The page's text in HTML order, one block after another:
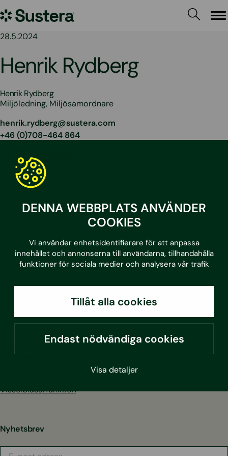
DENNA WEBBPLATS ANVÄNDER
COOKIES
Vi använder enhetsidentifierare för att anpassa
innehållet och annonserna till användarna, tillhandahålla
funktioner för sociala medier och analysera vår trafik
Tillåt alla cookies
Endast nödvändiga cookies
Visa detaljer
till
Sustera
Sweden
28.5.2024
Henrik Rydberg
Henrik Rydberg
Miljöledning, Miljösamordnare
henrik.rydberg@sustera.com
+46 (0)708-464 864
Sustera
Sweden
Kontakta oss
LinkedInFacebook
Instagram
Youtube
Alla tjänster
Kontakt
Visselblåsarfunktion
Nyhetsbrev